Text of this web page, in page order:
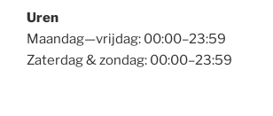
Uren
Maandag—vrijdag: 00:00–23:59
Zaterdag & zondag: 00:00–23:59